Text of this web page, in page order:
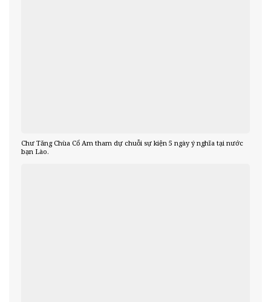
Chư Tăng Chùa Cổ Am tham dự chuỗi sự kiện 5 ngày ý nghĩa tại nước
bạn Lào.